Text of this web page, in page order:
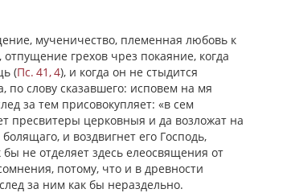
мученичество, племенная любовь к
грехов чрез покаяние, когда
(Пс. 41, 4), и когда он не стыдится
по слову сказавшего: исповем на мя
за тем присовокупляет: «в сем
пресвитеры церковныя и да возложат на
и воздвигнет его Господь,
бы не отделяет здесь елеосвящения от
потому, что и в древности
за ним как бы нераздельно.